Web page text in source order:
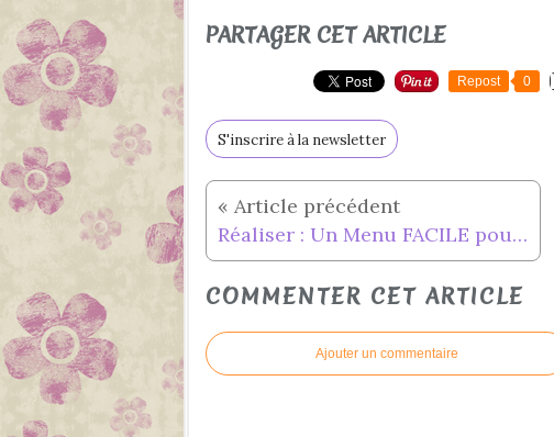
PARTAGER CET ARTICLE
Repost 0
S'inscrire à la newsletter
Réaliser : Un Menu FACILE pour Noël...
COMMENTER CET ARTICLE
Ajouter un commentaire